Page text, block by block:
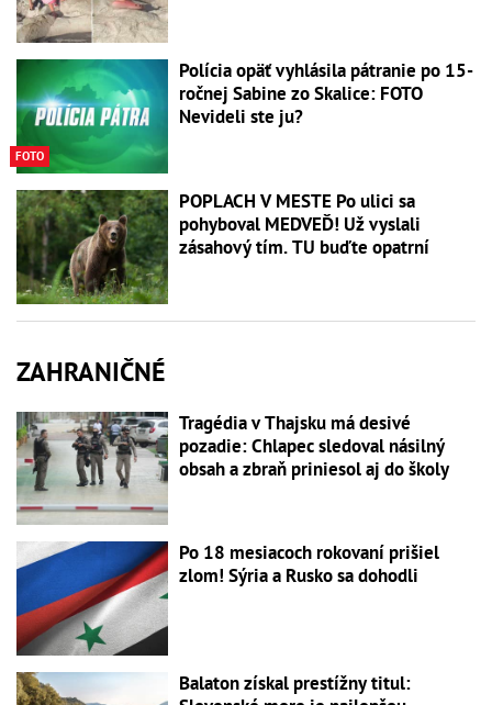
FOTO
Polícia opäť vyhlásila pátranie po 15-
ročnej Sabine zo Skalice: FOTO
Nevideli ste ju?
POPLACH V MESTE Po ulici sa
pohyboval MEDVEĎ! Už vyslali
zásahový tím. TU buďte opatrní
ZAHRANIČNÉ
Tragédia v Thajsku má desivé
pozadie: Chlapec sledoval násilný
obsah a zbraň priniesol aj do školy
Po 18 mesiacoch rokovaní prišiel
zlom! Sýria a Rusko sa dohodli
Balaton získal prestížny titul: